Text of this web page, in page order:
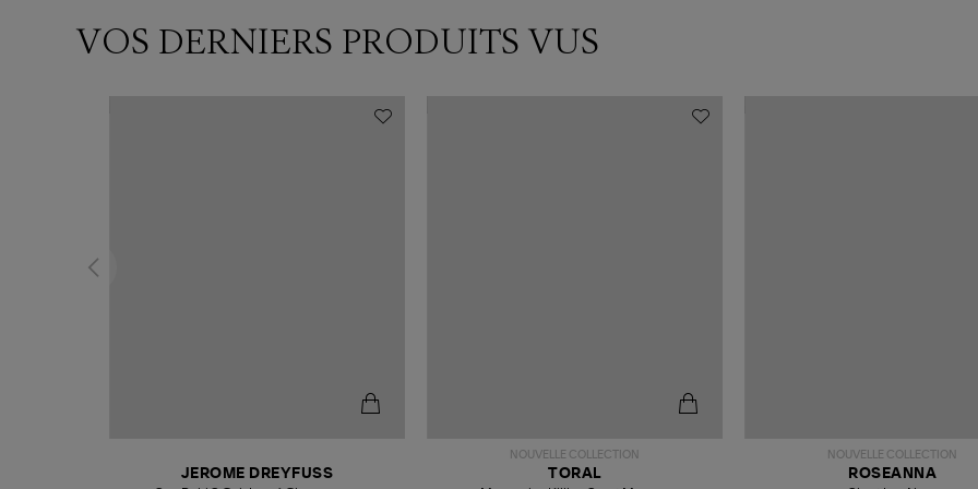
VOS DERNIERS PRODUITS VUS
JEROME DREYFUSS
NOUVELLE COLLECTION
TORAL
NOUVELLE COLLECTION
ROSEANNA